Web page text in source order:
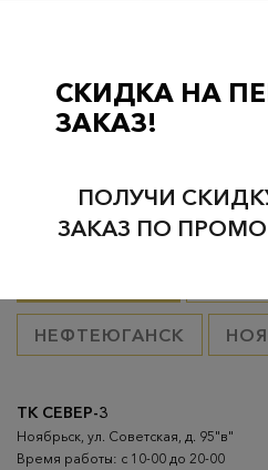
Проверьте
НЕФТЕЮГАНСК
ТК СЕВЕР-3
Ноябрьск, ул. Советская, д. 95"в"
Время работы: с 10-00 до 20-00
СКИДКА НА
ЗАКАЗ!
ПОЛУЧИ
ЗАКАЗ ПО